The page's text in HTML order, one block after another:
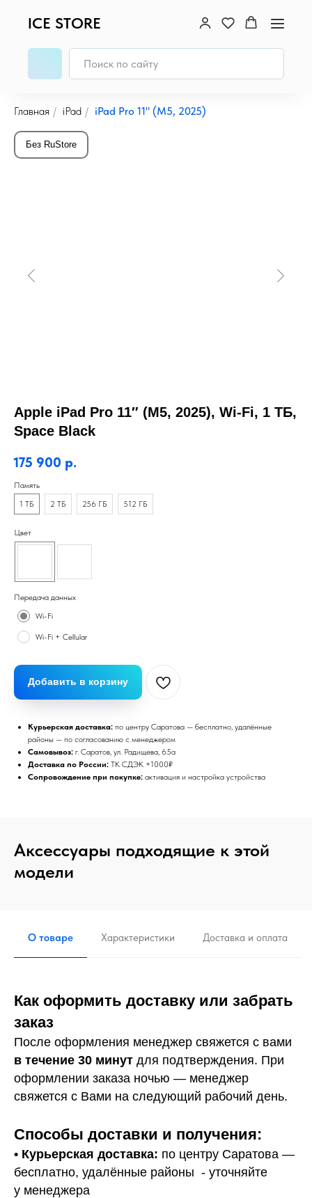
ICE STORE
Главная / iPad / iPad Pro 11" (M5, 2025)
Без RuStore
Apple iPad Pro 11″ (M5, 2025), Wi-Fi, 1 ТБ,
Space Black
175 900 р.
Память
1 ТБ
2 ТБ 256 ГБ 512 ГБ
Цвет
Передача данных
Wi-Fi
Wi-Fi + Cellular
Добавить в корзину
Курьерская доставка: по центру Саратова — бесплатно, удалённые
районы — по согласованию с менеджером
Самовывоз: г. Саратов, ул. Радищева, 65а
Доставка по России: ТК СДЭК +1000₽
Сопровождение при покупке: активация и настройка устройства
Аксессуары подходящие к этой
модели
О товаре Характеристики Доставка и оплата
Как оформить доставку или забрать
заказ
После оформления менеджер свяжется с вами
в течение 30 минут для подтверждения. При
оформлении заказа ночью — менеджер
свяжется с Вами на следующий рабочий день.
Способы доставки и получения:
• Курьерская доставка: по центру Саратова —
бесплатно, удалённые районы - уточняйте
у менеджера